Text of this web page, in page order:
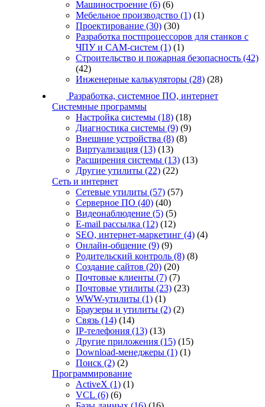
Машиностроение (6) (6)
Мебельное производство (1) (1)
Проектирование (30) (30)
Разработка постпроцессоров для станков с
ЧПУ и CAM-систем (1) (1)
Строительство и пожарная безопасность (42)
(42)
Инженерные калькуляторы (28) (28)
Разработка, системное ПО, интернет
Системные программы
Настройка системы (18) (18)
Диагностика системы (9) (9)
Внешние устройства (8) (8)
Виртуализация (13) (13)
Расширения системы (13) (13)
Другие утилиты (22) (22)
Сеть и интернет
Сетевые утилиты (57) (57)
Серверное ПО (40) (40)
Видеонаблюдение (5) (5)
E-mail рассылка (12) (12)
SEO, интернет-маркетинг (4) (4)
Онлайн-общение (9) (9)
Родительский контроль (8) (8)
Создание сайтов (20) (20)
Почтовые клиенты (7) (7)
Почтовые утилиты (23) (23)
WWW-утилиты (1) (1)
Браузеры и утилиты (2) (2)
Связь (14) (14)
IP-телефония (13) (13)
Другие приложения (15) (15)
Download-менеджеры (1) (1)
Поиск (2) (2)
Программирование
ActiveX (1) (1)
VCL (6) (6)